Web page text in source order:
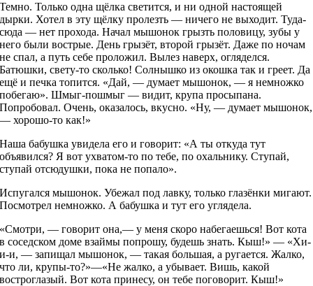
Темно. Только одна щёлка светится, и ни одной настоящей
дырки. Хотел в эту щёлку пролезть — ничего не выходит. Туда-
сюда — нет прохода. Начал мышонок грызть половицу, зубы у
него были вострые. День грызёт, второй грызёт. Даже по ночам
не спал, а путь себе проложил. Вылез наверх, огляделся.
Батюшки, свету-то сколько! Солнышко из окошка так и греет. Да
ещё и печка топится. «Дай, — думает мышонок, — я немножко
побегаю». Шмыг-пошмыг — видит, крупа просыпана.
Попробовал. Очень, оказалось, вкусно. «Ну, — думает мышонок,
— хорошо-то как!»
Наша бабушка увидела его и говорит: «А ты откуда тут
объявился? Я вот ухватом-то по тебе, по охальнику. Ступай,
ступай отсюдушки, пока не попало».
Испугался мышонок. Убежал под лавку, только глазёнки мигают.
Посмотрел немножко. А бабушка и тут его углядела.
«Смотри, — говорит она,— у меня скоро набегаешься! Вот кота
в соседском доме взаймы попрошу, будешь знать. Кыш!» — «Хи-
и-и, — запищал мышонок, — такая большая, а ругается. Жалко,
что ли, крупы-то?»—«Не жалко, а убывает. Вишь, какой
востроглазый. Вот кота принесу, он тебе поговорит. Кыш!»